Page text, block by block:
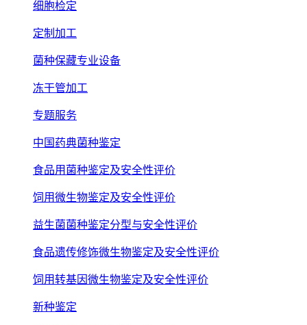
细胞检定
定制加工
菌种保藏专业设备
冻干管加工
专题服务
中国药典菌种鉴定
食品用菌种鉴定及安全性评价
饲用微生物鉴定及安全性评价
益生菌菌种鉴定分型与安全性评价
食品遗传修饰微生物鉴定及安全性评价
饲用转基因微生物鉴定及安全性评价
新种鉴定